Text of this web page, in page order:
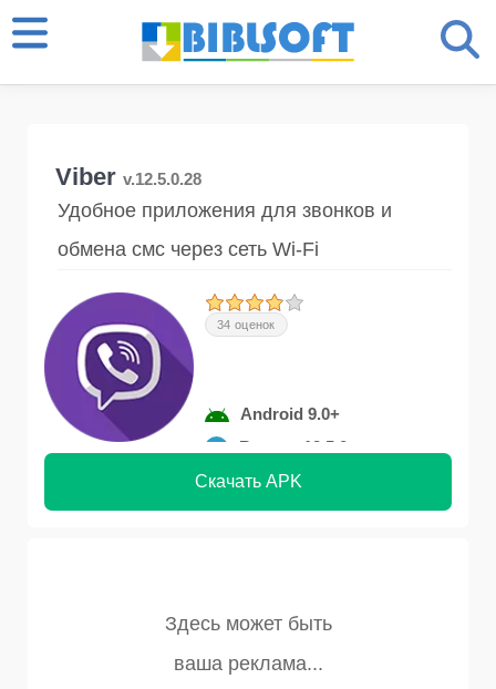
Viber v.12.5.0.28
Удобное приложения для звонков и
обмена смс через сеть Wi-Fi
34 оценок
Android 9.0+
Версия 12.5.0
Скачать APK